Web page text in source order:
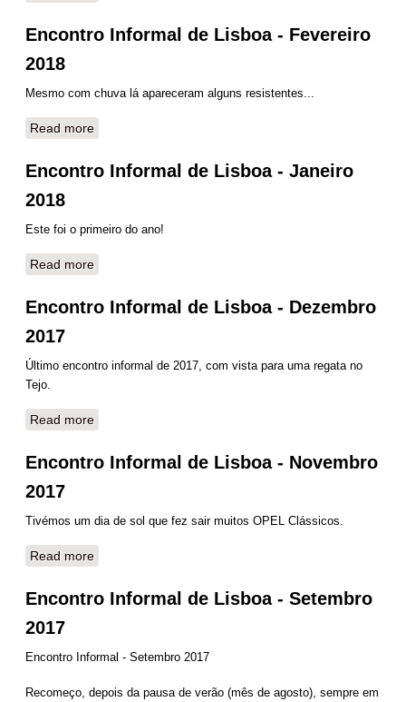
Encontro Informal de Lisboa - Fevereiro
2018
Mesmo com chuva lá apareceram alguns resistentes...
Read moreabout Encontro Informal de Lisboa - Fevereiro 2018
Encontro Informal de Lisboa - Janeiro
2018
Este foi o primeiro do ano!
Read moreabout Encontro Informal de Lisboa - Janeiro 2018
Encontro Informal de Lisboa - Dezembro
2017
Último encontro informal de 2017, com vista para uma regata no
Tejo.
Read moreabout Encontro Informal de Lisboa - Dezembro 2017
Encontro Informal de Lisboa - Novembro
2017
Tivémos um dia de sol que fez sair muitos OPEL Clássicos.
Read moreabout Encontro Informal de Lisboa - Novembro 2017
Encontro Informal de Lisboa - Setembro
2017
Encontro Informal - Setembro 2017
Recomeço, depois da pausa de verão (mês de agosto), sempre em